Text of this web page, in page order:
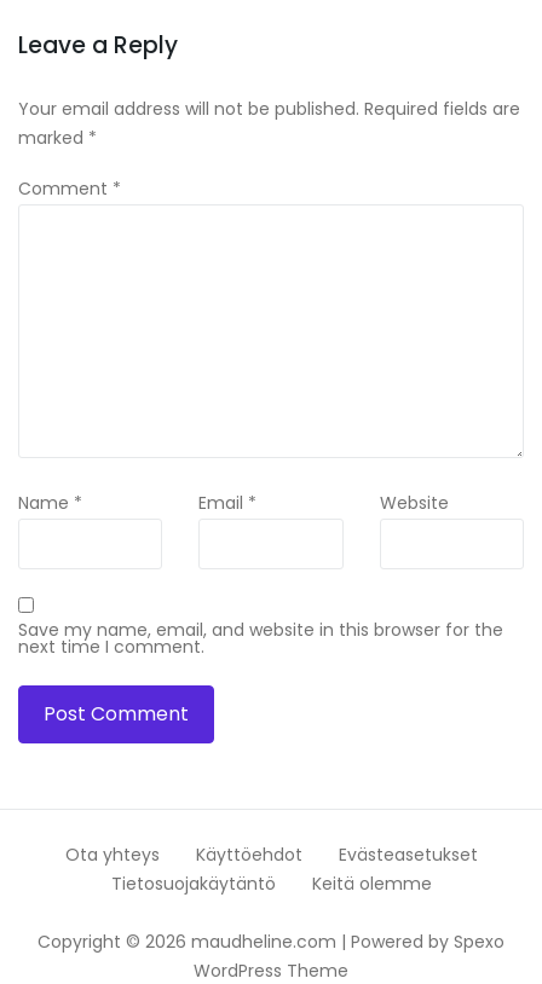
Leave a Reply
Your email address will not be published. Required fields are
marked *
Comment *
Name * Email * Website
Save my name, email, and website in this browser for the
next time I comment.
Copyright © 2026 maudheline.com | Powered by Spexo
WordPress Theme
Ota yhteys Käyttöehdot
Evästeasetukset
Tietosuojakäytäntö
Keitä olemme